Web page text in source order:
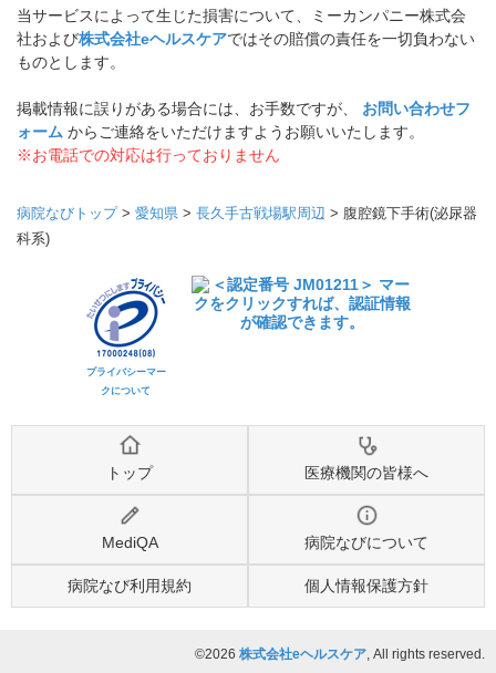
当サービスによって生じた損害について、ミーカンパニー株式会
社および株式会社eヘルスケアではその賠償の責任を一切負わない
ものとします。
掲載情報に誤りがある場合には、お手数ですが、 お問い合わせフ
ォーム からご連絡をいただけますようお願いいたします。
※お電話での対応は行っておりません
病院なびトップ> 愛知県 > 長久手古戦場駅周辺 > 腹腔鏡下手術(泌尿器
科系)
プライバシーマー
クについて
トップ 医療機関の皆様へ
MediQA 病院なびについて
病院なび利用規約 個人情報保護方針
©2026 株式会社eヘルスケア, All rights reserved.